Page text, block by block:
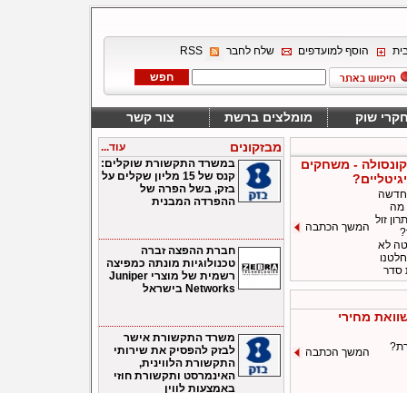
הוסף למועדפים שלח לחבר RSS
שוק מומלצים ברשת צור קשר
מבזקונים
עוד...
במשרד התקשורת שוקלים:
קנס של 15 מליון שקלים על
בזק, בשל הפרה של
ההפרדה המבנית
חברת ההפצה זברה
טכנולוגיות מונתה כמפיצה
רשמית של מוצרי Juniper
Networks בישראל
משרד התקשורת אישר
לבזק להפסיק את שירותי
התקשורת הלווינית,
האינמרסט ותקשורת חוזי
באמצעות לווין
- משחקים
חדשה
מה
זול
לא
סדר
המשך הכתבה
מחירי
המשך הכתבה